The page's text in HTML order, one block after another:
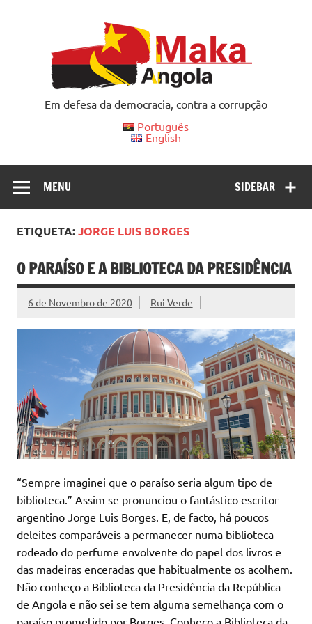
Em defesa da democracia, contra a corrupção
Português
English
SIDEBAR
MENU
ETIQUETA:JORGE LUIS BORGES
O PARAÍSO E A BIBLIOTECA DA PRESIDÊNCIA
6 de Novembro de 2020 Rui Verde
“Sempre imaginei que o paraíso seria algum tipo de
biblioteca.” Assim se pronunciou o fantástico escritor
argentino Jorge Luis Borges. E, de facto, há poucos
deleites comparáveis a permanecer numa biblioteca
rodeado do perfume envolvente do papel dos livros e
das madeiras enceradas que habitualmente os acolhem.
Não conheço a Biblioteca da Presidência da República
de Angola e não sei se tem alguma semelhança com o